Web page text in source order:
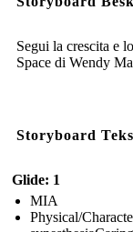
Segui la crescita e
Space di Wendy
Storyboard
Glide: 1
MIA
Physical/